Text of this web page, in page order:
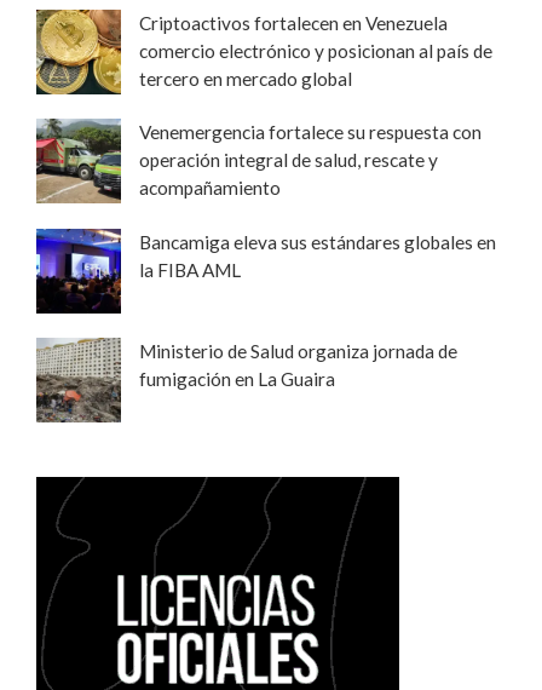
Criptoactivos fortalecen en Venezuela
comercio electrónico y posicionan al país de
tercero en mercado global
Venemergencia fortalece su respuesta con
operación integral de salud, rescate y
acompañamiento
Bancamiga eleva sus estándares globales en
la FIBA AML
Ministerio de Salud organiza jornada de
fumigación en La Guaira